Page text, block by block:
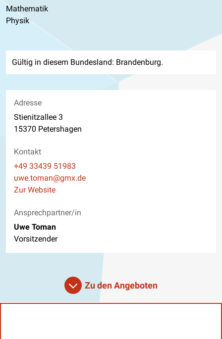
Mathematik
Physik
Gültig in diesem Bundesland: Brandenburg.
Adresse
Stienitzallee 3
15370 Petershagen
Kontakt
Telefon
+49 33439 51983
E-Mail
uwe.toman@gmx.de
Website
Zur Website
Ansprechpartner/in
Uwe Toman
Vorsitzender
Zu den Angeboten